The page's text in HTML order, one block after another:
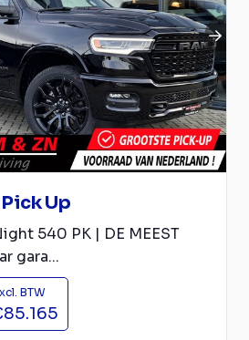
Up
540 PK | DE MEEST
gara...
BTW